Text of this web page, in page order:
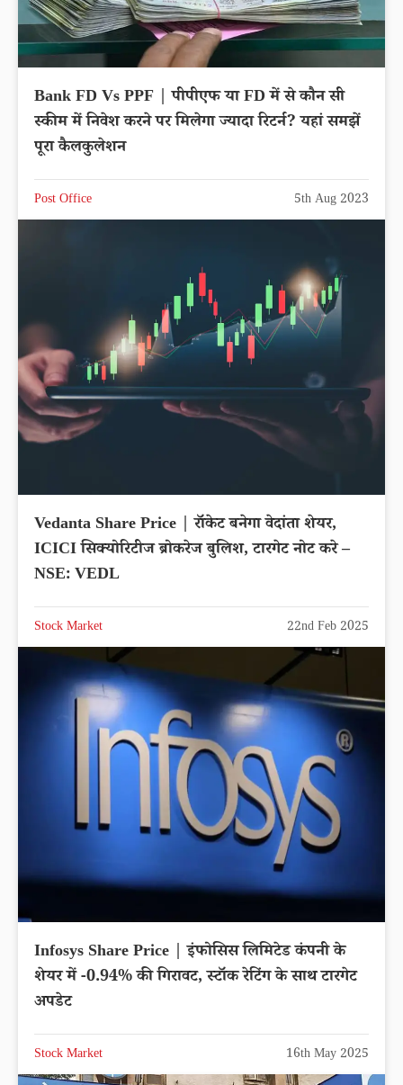
Bank FD Vs PPF | पीपीएफ या FD में से कौन सी
स्कीम में निवेश करने पर मिलेगा ज्यादा रिटर्न? यहां समझें
पूरा कैलकुलेशन
Post Office 5th Aug 2023
Vedanta Share Price | रॉकेट बनेगा वेदांता शेयर,
ICICI सिक्योरिटीज ब्रोकरेज बुलिश, टारगेट नोट करे –
NSE: VEDL
Stock Market 22nd Feb 2025
Infosys Share Price | इंफोसिस लिमिटेड कंपनी के
शेयर में -0.94% की गिरावट, स्टॉक रेटिंग के साथ टारगेट
अपडेट
Stock Market 16th May 2025